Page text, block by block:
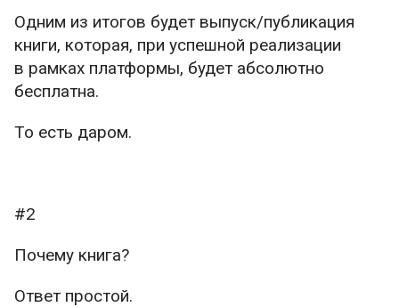
Одним из итогов будет выпуск/публикация
книги, которая, при успешной реализации
в рамках платформы, будет абсолютно
бесплатна.
То есть даром.
#2
Почему книга?
Ответ простой.